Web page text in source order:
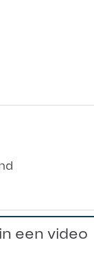
een video